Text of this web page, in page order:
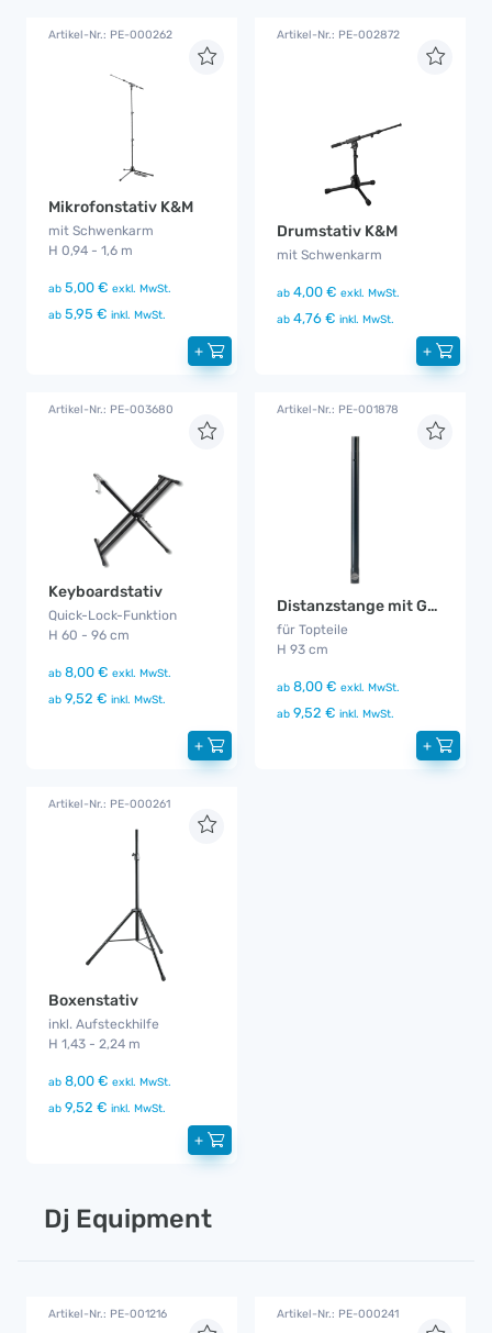
Artikel-Nr.: PE-000262
Mikrofonstativ K&M
mit Schwenkarm
H 0,94 - 1,6 m
ab 5,00 € exkl. MwSt.
ab 5,95 € inkl. MwSt.
+
Artikel-Nr.: PE-002872
Drumstativ K&M
mit Schwenkarm
ab 4,00 € exkl. MwSt.
ab 4,76 € inkl. MwSt.
+
Artikel-Nr.: PE-003680
Keyboardstativ
Quick-Lock-Funktion
H 60 - 96 cm
ab 8,00 € exkl. MwSt.
ab 9,52 € inkl. MwSt.
+
Artikel-Nr.: PE-001878
Distanzstange mit Gewinde K&M
für Topteile
H 93 cm
ab 8,00 € exkl. MwSt.
ab 9,52 € inkl. MwSt.
+
Artikel-Nr.: PE-000261
Boxenstativ
inkl. Aufsteckhilfe
H 1,43 - 2,24 m
ab 8,00 € exkl. MwSt.
ab 9,52 € inkl. MwSt.
+
Dj Equipment
Artikel-Nr.: PE-001216 Artikel-Nr.: PE-000241